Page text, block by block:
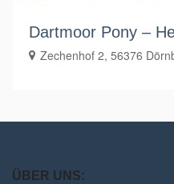
Dartmoor Pony –
Zechenhof 2, 56376
ÜBER UNS: